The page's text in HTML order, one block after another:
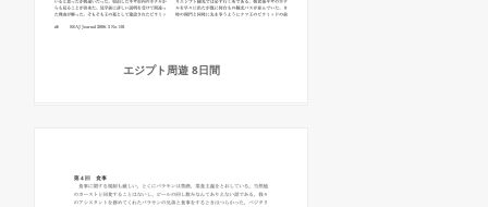
エジプト周遊 8日間